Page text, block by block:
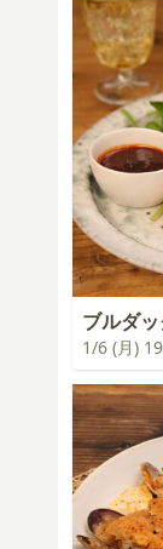
ブルダ
1/6 (月)